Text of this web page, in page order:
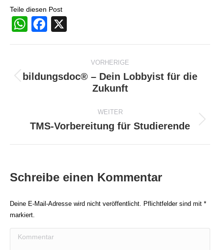
Teile diesen Post
WhatsApp
Facebook
VORHERIGE
Vorheriger
Beitrag:
bildungsdoc® – Dein Lobbyist für die
Zukunft
WEITER
Nächster
TMS-Vorbereitung für Studierende
Schreibe einen Kommentar
Deine E-Mail-Adresse wird nicht veröffentlicht. Pflichtfelder sind mit *
markiert.
Kommentar